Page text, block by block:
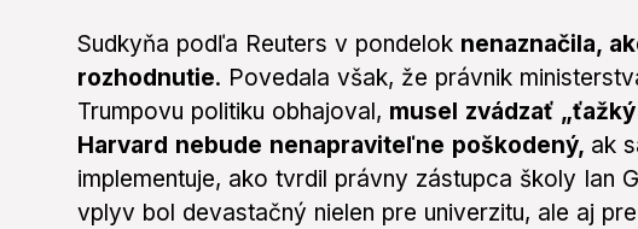
Sudkyňa podľa Reuters v pondelok nenaznačila,
rozhodnutie. Povedala však, že právnik
Trumpovu politiku obhajoval, musel zvádzať
Harvard nebude nenapraviteľne poškodený, ak
implementuje, ako tvrdil právny zástupca školy Ian
vplyv bol devastačný nielen pre univerzitu, ale aj